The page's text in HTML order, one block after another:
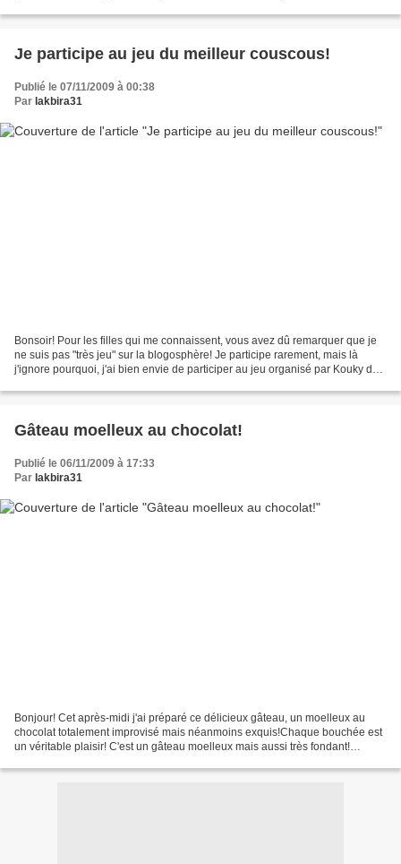
Je participe au jeu du meilleur couscous!
Publié le 07/11/2009 à 00:38
Par lakbira31
Bonsoir! Pour les filles qui me connaissent, vous avez dû remarquer que je
ne suis pas "très jeu" sur la blogosphère! Je participe rarement, mais là
j'ignore pourquoi, j'ai bien envie de participer au jeu organisé par Kouky du
Gâteau moelleux au chocolat!
Publié le 06/11/2009 à 17:33
Par lakbira31
Bonjour! Cet après-midi j'ai préparé ce délicieux gâteau, un moelleux au
chocolat totalement improvisé mais néanmoins exquis!Chaque bouchée est
un véritable plaisir! C'est un gâteau moelleux mais aussi très fondant!